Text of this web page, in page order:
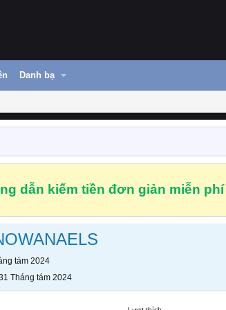
Danh bạ
dẫn kiếm tiền đơn giản miễn phí
tám 2024
Tháng tám 2024